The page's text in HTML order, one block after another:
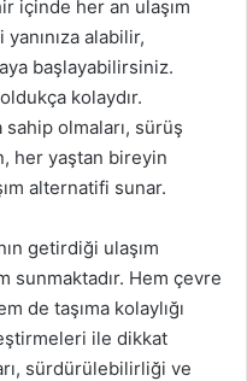
içinde her an ulaşım
alabilir,
başlayabilirsiniz.
kolaydır.
olmaları, sürüş
her yaştan bireyin
alternatifi sunar.
getirdiği ulaşım
sunmaktadır. Hem çevre
de taşıma kolaylığı
ile dikkat
sürdürülebilirliği ve